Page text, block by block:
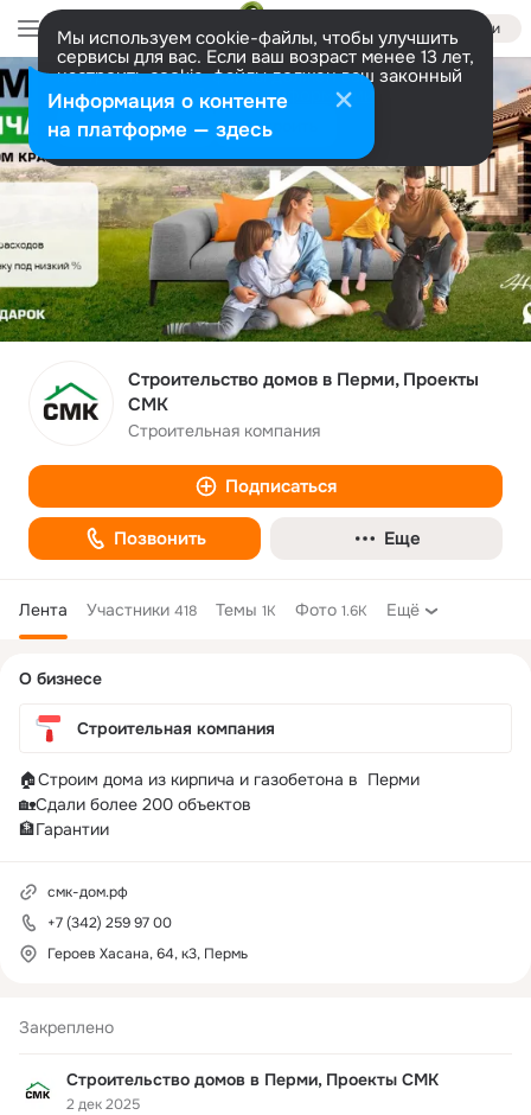
Войти
Мы используем cookie-файлы, чтобы улучшить
сервисы для вас. Если ваш возраст менее 13 лет,
настроить cookie-файлы должен ваш законный
представитель. Больше информации
Разрешить все Настроить
Строительство домов в Перми, Проекты
СМК
Строительная компания
Подписаться
Позвонить Еще
Лента Участники 418 Темы 1K Фото 1.6K Ещё
Закреплено
Строительство домов в Перми, Проекты СМК
2 дек 2025
колонка
О бизнесе
Строительная компания
🏠Строим дома из кирпича и газобетона в  Перми
🏡Сдали более 200 объектов
🏦Гарантии
смк-дом.рф
+7 (342) 259 97 00
Героев Хасана, 64, к3, Пермь
Информация о контенте
на платформе — здесь